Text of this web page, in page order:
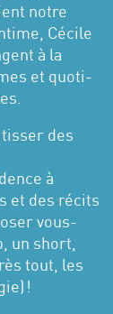
notre
Cécile
à la
et quoti­
des
à
et des récits
vous-
un short,
tout, les
!